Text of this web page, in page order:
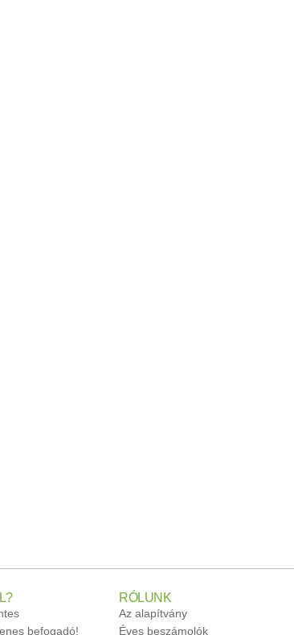
befogadó!
RÓLUNK
Az alapítvány
Éves beszámolók